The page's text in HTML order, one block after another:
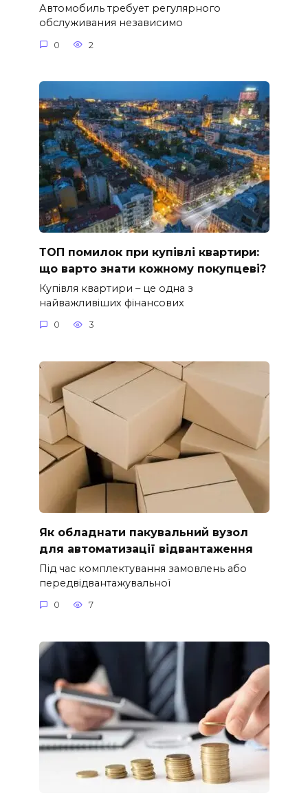
Автомобиль требует регулярного
обслуживания независимо
0 2
ТОП помилок при купівлі квартири:
що варто знати кожному покупцеві?
Купівля квартири – це одна з
найважливіших фінансових
0 3
Як обладнати пакувальний вузол
для автоматизації відвантаження
Під час комплектування замовлень або
передвідвантажувальної
0 7